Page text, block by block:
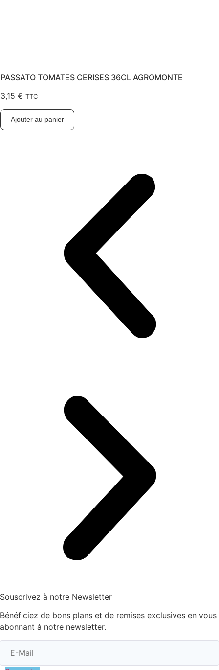
PASSATO TOMATES CERISES 36CL AGROMONTE
3,15 € TTC
Ajouter au panier
Souscrivez à notre Newsletter
Bénéficiez de bons plans et de remises exclusives en vous
abonnant à notre newsletter.